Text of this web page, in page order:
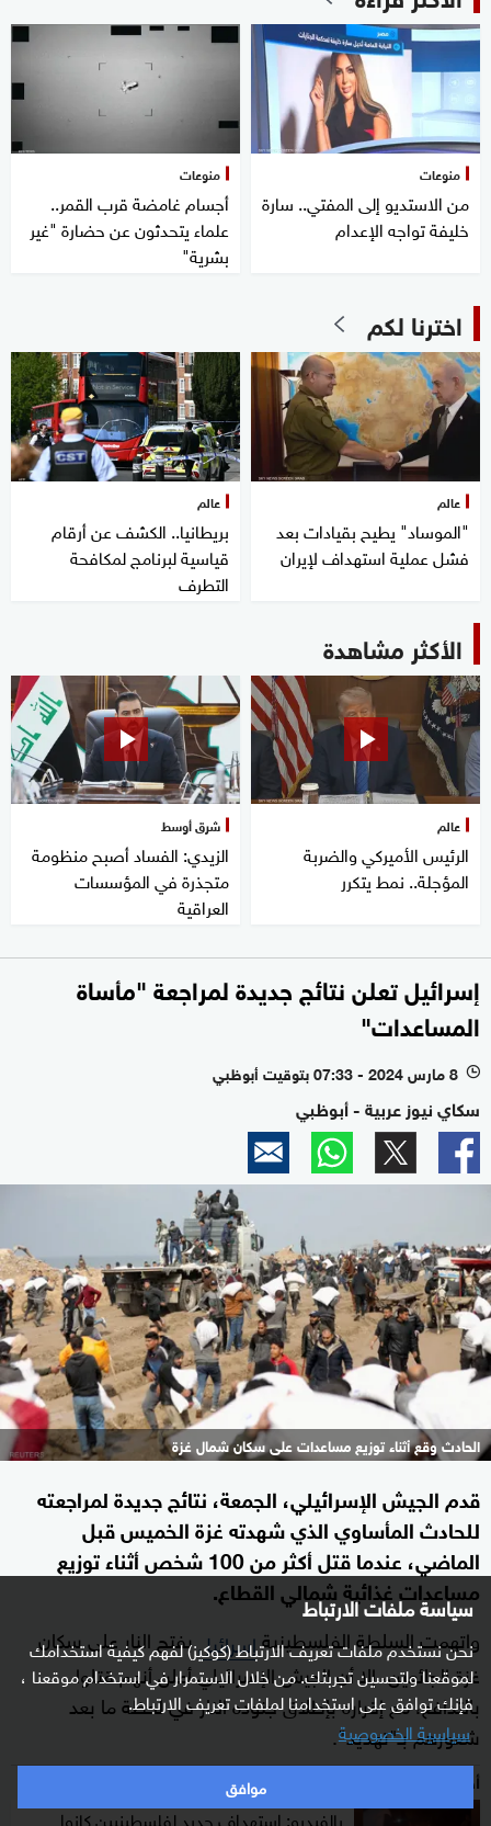
سياسة ملفات الارتباط
نحن نستخدم ملفات تعريف الارتباط (كوكيز) لفهم كيفية استخدامك
لموقعنا ولتحسين تجربتك. من خلال الاستمرار في استخدام موقعنا ،
فإنك توافق على استخدامنا لملفات تعريف الارتباط.
سياسية الخصوصية
موافق
منوعات
من الاستديو إلى المفتي.. سارة
خليفة تواجه الإعدام
منوعات
أجسام غامضة قرب القمر..
علماء يتحدثون عن حضارة "غير
بشرية"
اخترنا لكم
عالم
"الموساد" يطيح بقيادات بعد
فشل عملية استهداف لإيران
عالم
بريطانيا.. الكشف عن أرقام
قياسية لبرنامج لمكافحة
التطرف
الأكثر مشاهدة
عالم
الرئيس الأميركي والضربة
المؤجلة.. نمط يتكرر
شرق أوسط
الزيدي: الفساد أصبح منظومة
متجذرة في المؤسسات
العراقية
إسرائيل تعلن نتائج جديدة لمراجعة "مأساة
المساعدات"
l 8 مارس 2024 - 07:33 بتوقيت أبوظبي
سكاي نيوز عربية - أبوظبي
الحادث وقع أثناء توزيع مساعدات على سكان شمال غزة
قدم الجيش الإسرائيلي، الجمعة، نتائج جديدة لمراجعته
للحادث المأساوي الذي شهدته غزة الخميس قبل
الماضي، عندما قتل أكثر من 100 شخص أثناء توزيع
مساعدات غذائية شمالي القطاع.
واتهمت السلطة الفلسطينيةإسرائيلبفتح النار على سكان
غزة الجائعين، إلا أن الجيش الإسرائيلي أعلن أنهم قتلوا
بالتدافع، مع إقراره بإطلاق جنوده النار في لحظة ما بعد
شعورهم بـ"تهديد".
أخبار ذات صلة
بالفيديو: استهداف جديد لفلسطينيين كانوا